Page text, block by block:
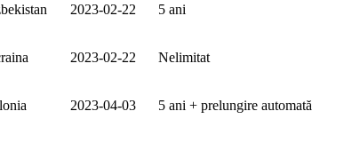
2023‑02‑22 5 ani
2023‑02‑22 Nelimitat
2023‑04‑03 5 ani + prelungire automată